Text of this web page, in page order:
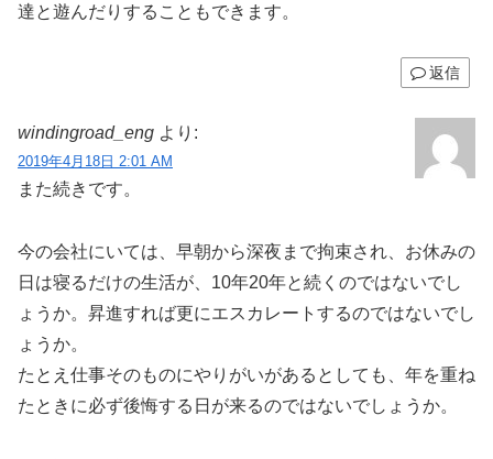
達と遊んだりすることもできます。
返信
windingroad_eng より:
2019年4月18日 2:01 AM
また続きです。
今の会社にいては、早朝から深夜まで拘束され、お休みの
日は寝るだけの生活が、10年20年と続くのではないでし
ょうか。昇進すれば更にエスカレートするのではないでし
ょうか。
たとえ仕事そのものにやりがいがあるとしても、年を重ね
たときに必ず後悔する日が来るのではないでしょうか。